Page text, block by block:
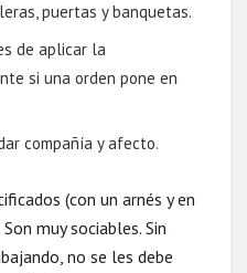
puertas y banquetas.
de aplicar la
si una orden pone en
compañía y afecto.
(con un arnés y en
muy sociables. Sin
no se les debe